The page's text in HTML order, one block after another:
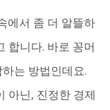
에서 좀 더 알뜰하
합니다. 바로 꽁머
는 방법인데요.
아닌, 진정한 경제